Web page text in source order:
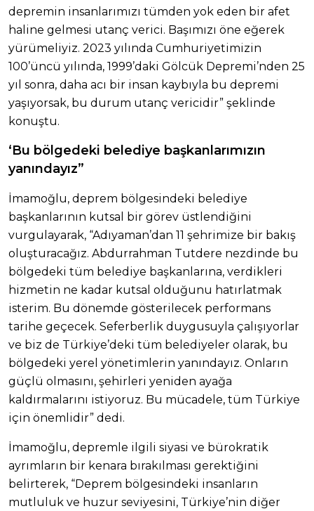
depremin insanlarımızı tümden yok eden bir afet
haline gelmesi utanç verici. Başımızı öne eğerek
yürümeliyiz. 2023 yılında Cumhuriyetimizin
100’üncü yılında, 1999’daki Gölcük Depremi’nden 25
yıl sonra, daha acı bir insan kaybıyla bu depremi
yaşıyorsak, bu durum utanç vericidir” şeklinde
konuştu.
‘Bu bölgedeki belediye başkanlarımızın
yanındayız”
İmamoğlu, deprem bölgesindeki belediye
başkanlarının kutsal bir görev üstlendiğini
vurgulayarak, “Adıyaman’dan 11 şehrimize bir bakış
oluşturacağız. Abdurrahman Tutdere nezdinde bu
bölgedeki tüm belediye başkanlarına, verdikleri
hizmetin ne kadar kutsal olduğunu hatırlatmak
isterim. Bu dönemde gösterilecek performans
tarihe geçecek. Seferberlik duygusuyla çalışıyorlar
ve biz de Türkiye’deki tüm belediyeler olarak, bu
bölgedeki yerel yönetimlerin yanındayız. Onların
güçlü olmasını, şehirleri yeniden ayağa
kaldırmalarını istiyoruz. Bu mücadele, tüm Türkiye
için önemlidir” dedi.
İmamoğlu, depremle ilgili siyasi ve bürokratik
ayrımların bir kenara bırakılması gerektiğini
belirterek, “Deprem bölgesindeki insanların
mutluluk ve huzur seviyesini, Türkiye’nin diğer